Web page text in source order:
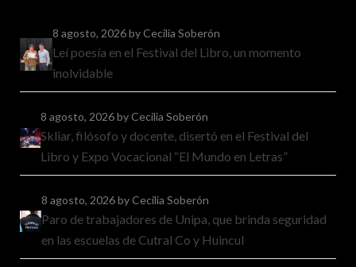
8 agosto, 2026by Cecilia Soberón
Leí poesía en el Festival del Libro, un momento
inolvidable
8 agosto, 2026by Cecilia Soberón
Skliar, filósofo y docente, disertó en el Festival del
Libro y Expo Vocacional “El Mundo en Letras”
8 agosto, 2026by Cecilia Soberón
Paro de trabajadores de Unipa, que brinda seguridad
en las escuelas de Cutral Co y Huincul